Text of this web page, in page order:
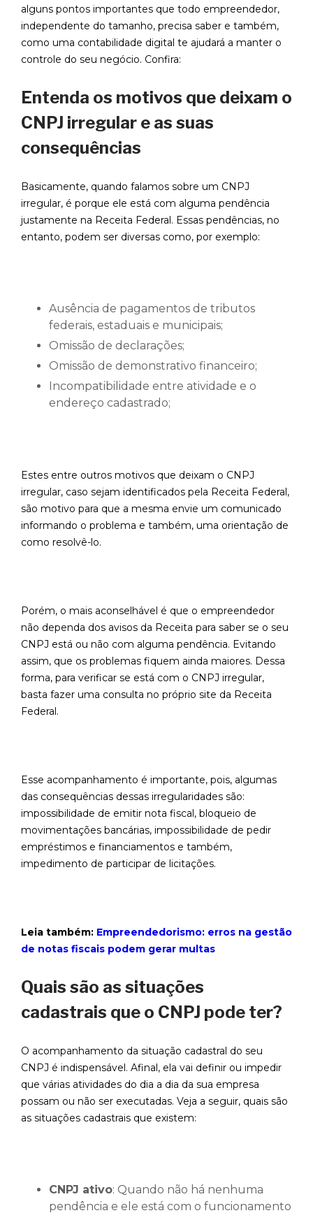
alguns pontos importantes que todo empreendedor,
independente do tamanho, precisa saber e também,
como uma contabilidade digital te ajudará a manter o
controle do seu negócio. Confira:
Entenda os motivos que deixam o
CNPJ irregular e as suas
consequências
Basicamente, quando falamos sobre um CNPJ
irregular, é porque ele está com alguma pendência
justamente na Receita Federal. Essas pendências, no
entanto, podem ser diversas como, por exemplo:
Ausência de pagamentos de tributos
federais, estaduais e municipais;
Omissão de declarações;
Omissão de demonstrativo financeiro;
Incompatibilidade entre atividade e o
endereço cadastrado;
Estes entre outros motivos que deixam o CNPJ
irregular, caso sejam identificados pela Receita Federal,
são motivo para que a mesma envie um comunicado
informando o problema e também, uma orientação de
como resolvê-lo.
Porém, o mais aconselhável é que o empreendedor
não dependa dos avisos da Receita para saber se o seu
CNPJ está ou não com alguma pendência. Evitando
assim, que os problemas fiquem ainda maiores. Dessa
forma, para verificar se está com o CNPJ irregular,
basta fazer uma consulta no próprio site da Receita
Federal.
Esse acompanhamento é importante, pois, algumas
das consequências dessas irregularidades são:
impossibilidade de emitir nota fiscal, bloqueio de
movimentações bancárias, impossibilidade de pedir
empréstimos e financiamentos e também,
impedimento de participar de licitações.
Leia também: Empreendedorismo: erros na gestão
de notas fiscais podem gerar multas
Quais são as situações
cadastrais que o CNPJ pode ter?
O acompanhamento da situação cadastral do seu
CNPJ é indispensável. Afinal, ela vai definir ou impedir
que várias atividades do dia a dia da sua empresa
possam ou não ser executadas. Veja a seguir, quais são
as situações cadastrais que existem:
CNPJ ativo: Quando não há nenhuma
pendência e ele está com o funcionamento